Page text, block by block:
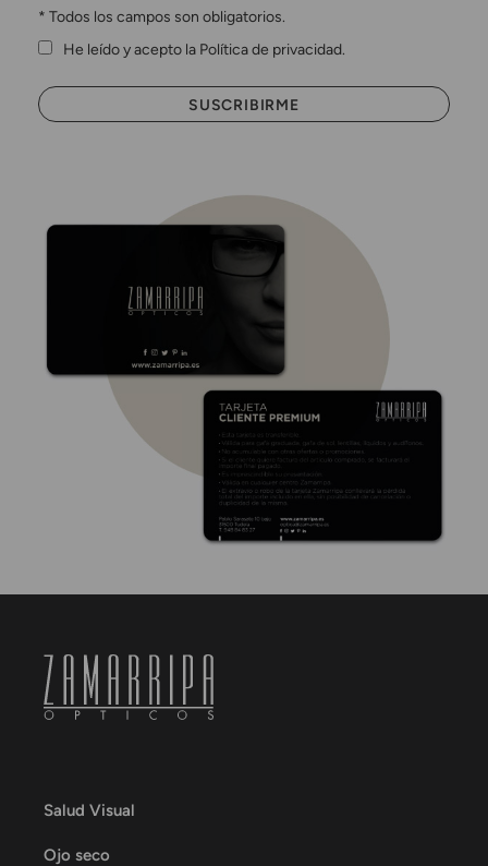
* Todos los campos son obligatorios.
He leído y acepto la Política de privacidad.
Salud Visual
Ojo seco